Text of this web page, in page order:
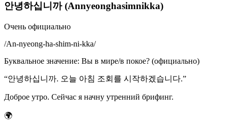
안녕하십니까 (Annyeonghasimnikka)
Очень официально
/An-nyeong-ha-shim-ni-kka/
Буквальное значение: Вы в мире/в покое? (официально)
“안녕하십니까. 오늘 아침 조회를 시작하겠습니다.”
Доброе утро. Сейчас я начну утренний брифинг.
🌍